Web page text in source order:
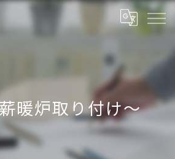
暖炉取り付け〜